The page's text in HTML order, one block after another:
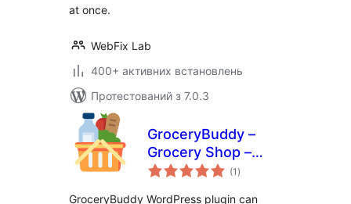
at once.
WebFix Lab
400+ активних встановлень
Протестований з 7.0.3
GroceryBuddy –
Grocery Shop –
Products Table –
(1 загальний
рейтинг
)
GroceryBuddy WordPress plugin can